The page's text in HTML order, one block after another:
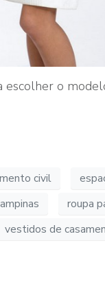
escolher o
civil
roupa
vestidos de